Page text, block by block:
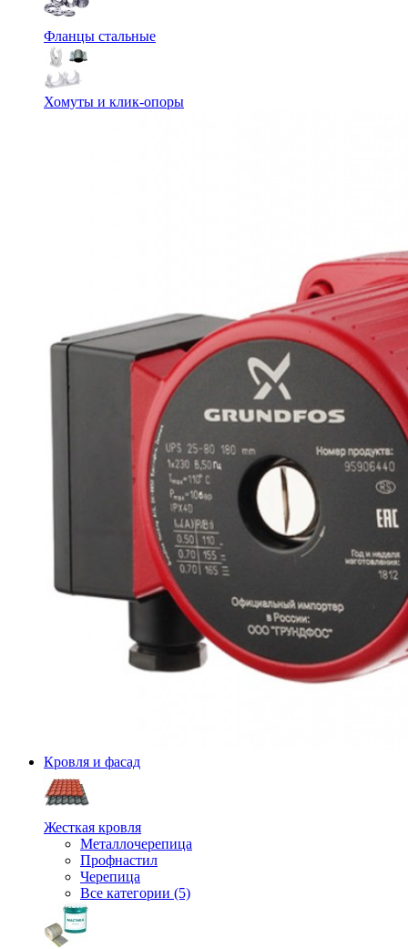
Фланцы стальные
Хомуты и клик-опоры
Кровля и фасад
Жесткая кровля
Металлочерепица
Профнастил
Черепица
Все категории (5)